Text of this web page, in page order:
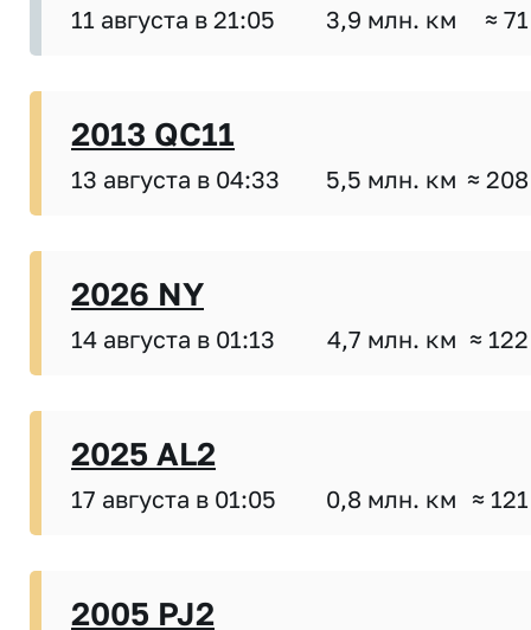
11 августа в 21:05 3,9 млн. км ≈
2013 QC11
13 августа в 04:33 5,5 млн. км ≈
2026 NY
14 августа в 01:13 4,7 млн. км ≈
2025 AL2
17 августа в 01:05 0,8 млн. км ≈
2005 PJ2